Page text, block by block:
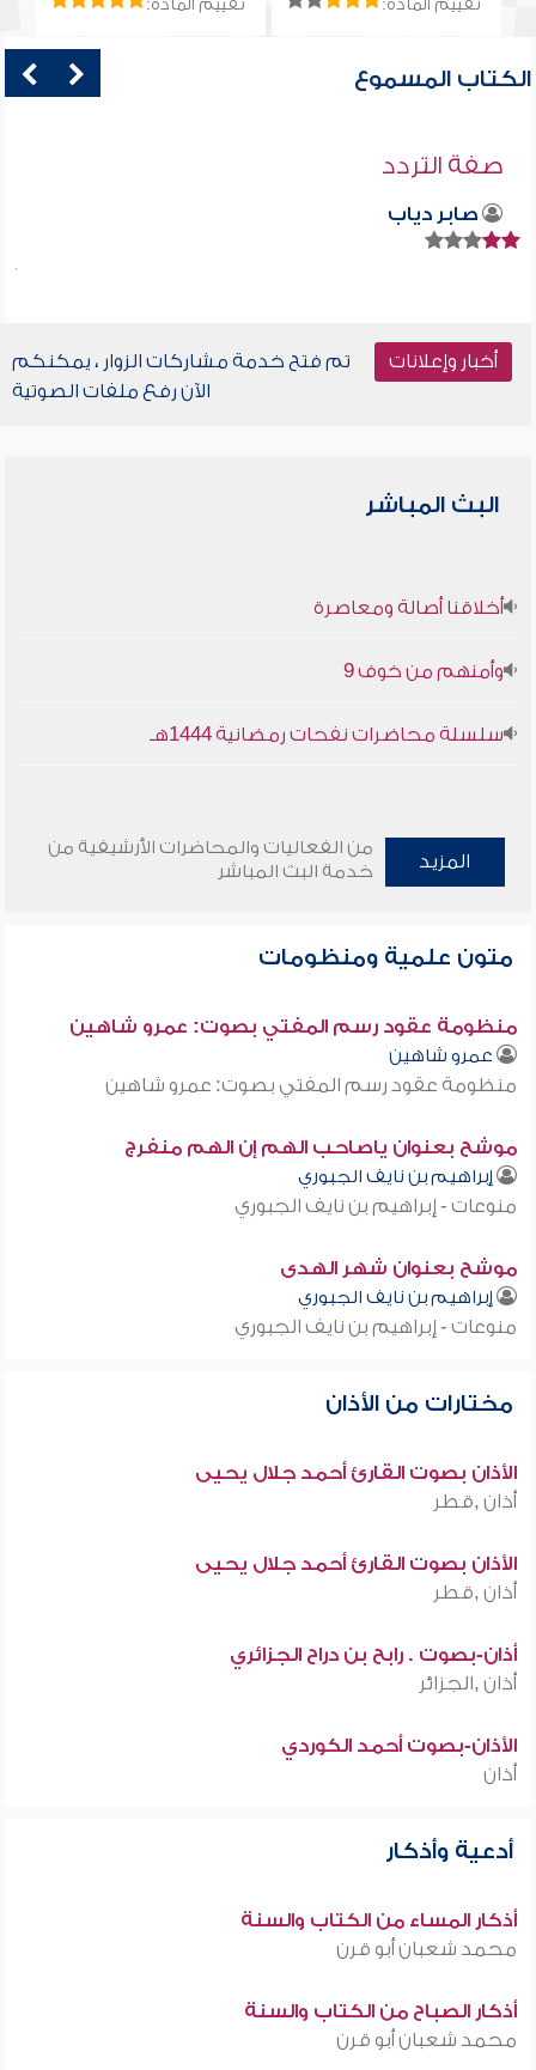
تقييم المادة: تقييم المادة:
الكتاب المسموع
صفة التردد
صابر دياب
أخبار وإعلانات
تم فتح خدمة مشاركات الزوار ، يمكنكم
الآن رفع ملفات الصوتية
البث المباشر
أخلاقنا أصالة ومعاصرة
وأمنهم من خوف 9
سلسلة محاضرات نفحات رمضانية 1444هـ
المزيد
من الفعاليات والمحاضرات الأرشيفية من
خدمة البث المباشر
متون علمية ومنظومات
منظومة عقود رسم المفتي بصوت: عمرو شاهين
عمرو شاهين
منظومة عقود رسم المفتي بصوت: عمرو شاهين
موشح بعنوان ياصاحب الهم إن الهم منفرج
إبراهيم بن نايف الجبوري
منوعات - إبراهيم بن نايف الجبوري
موشح بعنوان شهر الهدى
إبراهيم بن نايف الجبوري
منوعات - إبراهيم بن نايف الجبوري
مختارات من الأذان
الأذان بصوت القارئ أحمد جلال يحيى
أذان ,قطر
الأذان بصوت القارئ أحمد جلال يحيى
أذان ,قطر
أذان-بصوت . رابح بن دراح الجزائري
أذان ,الجزائر
الأذان-بصوت أحمد الكوردي
أذان
أدعية وأذكار
أذكار المساء من الكتاب والسنة
محمد شعبان أبو قرن
أذكار الصباح من الكتاب والسنة
محمد شعبان أبو قرن